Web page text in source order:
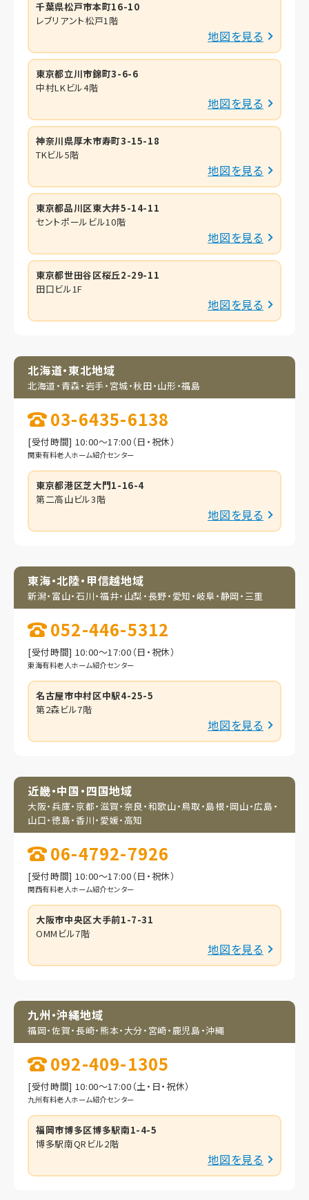
千葉県松戸市本町16-10
レブリアント松戸1階
地図を見る
東京都立川市錦町3-6-6
中村LKビル4階
地図を見る
神奈川県厚木市寿町3-15-18
TKビル5階
地図を見る
東京都品川区東大井5-14-11
セントポールビル10階
地図を見る
東京都世田谷区桜丘2-29-11
田口ビル1F
地図を見る
北海道・東北地域
北海道・青森・岩手・ 宮城・秋田・山形・福島
03-6435-6138
[受付時間] 10:00～17:00（日・祝休）
関東有料老人ホーム紹介センター
東京都港区芝大門1-16-4
第二高山ビル3階
地図を見る
東海・北陸・甲信越地域
新潟・富山・石川・福井・ 山梨・長野・愛知・岐阜・静岡・三重
052-446-5312
[受付時間] 10:00～17:00（日・祝休）
東海有料老人ホーム紹介センター
名古屋市中村区中駅4-25-5
第2森ビル7階
地図を見る
近畿・中国・四国地域
大阪・兵庫・京都・滋賀・奈良・和歌山・鳥取・島根・岡山・広島・
山口・徳島・香川・愛媛・高知
06-4792-7926
[受付時間] 10:00～17:00（日・祝休）
関西有料老人ホーム紹介センター
大阪市中央区大手前1-7-31
OMMビル7階
地図を見る
九州・沖縄地域
福岡・佐賀・長崎・熊本・大分・宮崎・鹿児島・沖縄
092-409-1305
[受付時間] 10:00～17:00（土・日・祝休）
九州有料老人ホーム紹介センター
福岡市博多区博多駅南1-4-5
博多駅南QRビル2階
地図を見る